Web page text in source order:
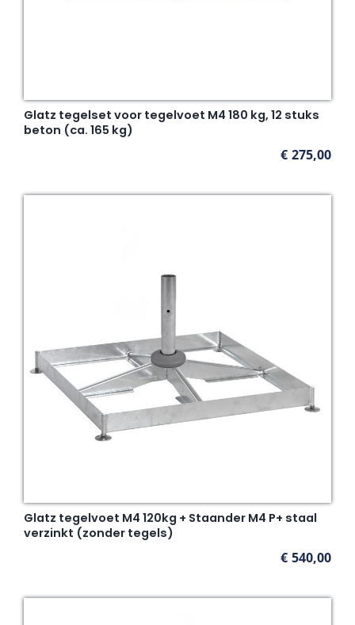
Glatz tegelset voor tegelvoet M4 180 kg, 12 stuks
beton (ca. 165 kg)
€ 275,00
Glatz tegelvoet M4 120kg + Staander M4 P+ staal
verzinkt (zonder tegels)
€ 540,00